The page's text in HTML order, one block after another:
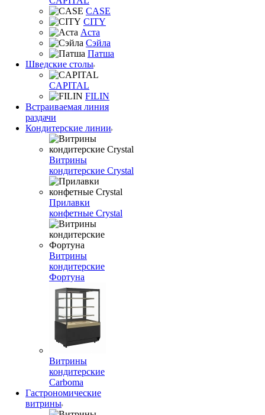
CASE
CITY
Аста
Сэйла
Патша
Шведские столы
CAPITAL
FILIN
Встраиваемая линия
раздачи
Кондитерские линии
Витрины
кондитерские Crystal
Прилавки
конфетные Crystal
Витрины
кондитерские
Фортуна
Витрины
кондитерские
Carboma
Гастрономические
витрины